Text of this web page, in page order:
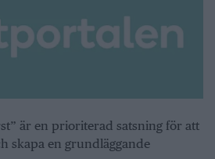
är en prioriterad satsning för att
skapa en grundläggande